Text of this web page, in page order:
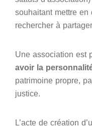
souhaitant mettre
rechercher à
Une association est
avoir la
patrimoine propre,
justice.
L’acte de création